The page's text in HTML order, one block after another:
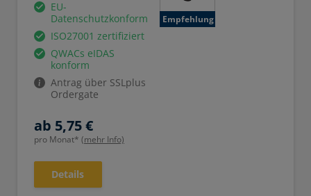
EU-
Datenschutzkonform
ISO27001 zertifiziert
QWACs eIDAS
konform
Antrag über SSLplus
Ordergate
Empfehlung
ab 5,75 €
pro Monat* (mehr Info)
Details